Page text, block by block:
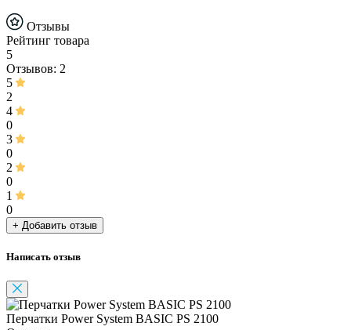
Отзывы
Рейтинг товара
5
Отзывов: 2
5
2
4
0
3
0
2
0
1
0
+ Добавить отзыв
Написать отзыв
Перчатки Power System BASIC PS 2100